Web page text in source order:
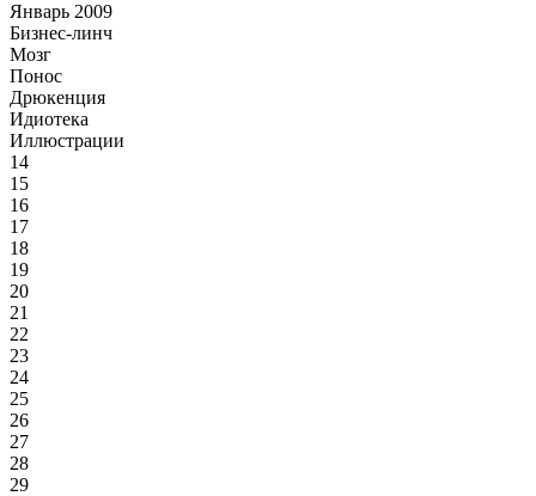
Январь 2009
Бизнес-линч
Мозг
Понос
Дрюкенция
Идиотека
Иллюстрации
14
15
16
17
18
19
20
21
22
23
24
25
26
27
28
29